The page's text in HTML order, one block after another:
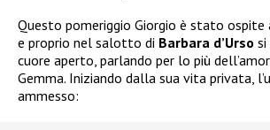
Questo pomeriggio Giorgio è stato ospite
e proprio nel salotto di Barbara d’Urso
cuore aperto, parlando per lo più
Gemma. Iniziando dalla sua vita privata,
ammesso: